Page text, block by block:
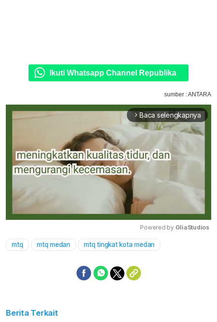
Ikuti Whatsapp Channel Republika
sumber : ANTARA
arrow_forward_ios Baca selengkapnya
Powered by GliaStudios
mtq mtq medan mtq tingkat kota medan
Berita Terkait